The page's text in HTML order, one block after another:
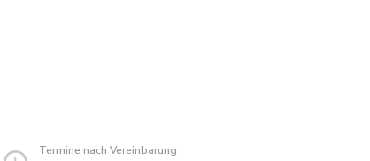
Termine nach Vereinbarung